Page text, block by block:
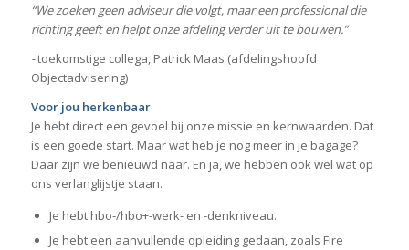
“We zoeken geen adviseur die volgt, maar een professional die
richting geeft en helpt onze afdeling verder uit te bouwen.”
-toekomstige collega, Patrick Maas (afdelingshoofd
Objectadvisering)
Voor jou herkenbaar
Je hebt direct een gevoel bij onze missie en kernwaarden. Dat
is een goede start. Maar wat heb je nog meer in je bagage?
Daar zijn we benieuwd naar. En ja, we hebben ook wel wat op
ons verlanglijstje staan.
Je hebt hbo-/hbo+-werk- en -denkniveau.
Je hebt een aanvullende opleiding gedaan, zoals Fire